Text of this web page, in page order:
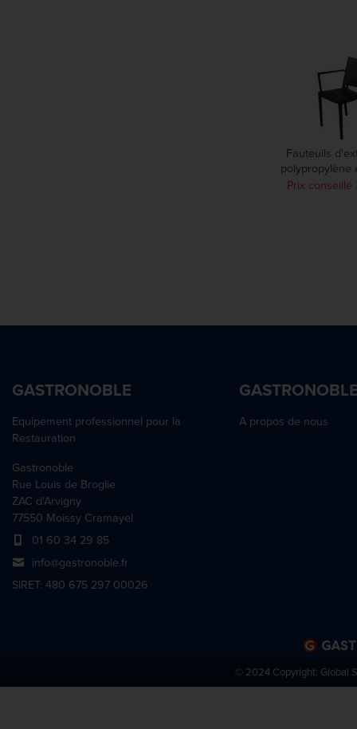
Fauteuils
polypropylène
Florence
Prix
GASTRONOBLE
Equipement professionnel pour la
Restauration
Gastronoble
Rue Louis de Broglie
ZAC d'Arvigny
77550 Moissy Cramayel
01 60 34 29 85
info@gastronoble.fr
SIRET: 480 675 297 00026
A propos de nous
© 2024 Copyright: Global